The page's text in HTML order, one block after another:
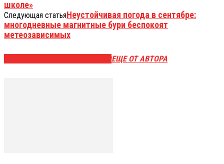
школе»
Следующая статьяНеустойчивая погода в сентябре:
многодневные магнитные бури беспокоят
метеозависимых
ЕЩЕ ОТ АВТОРА